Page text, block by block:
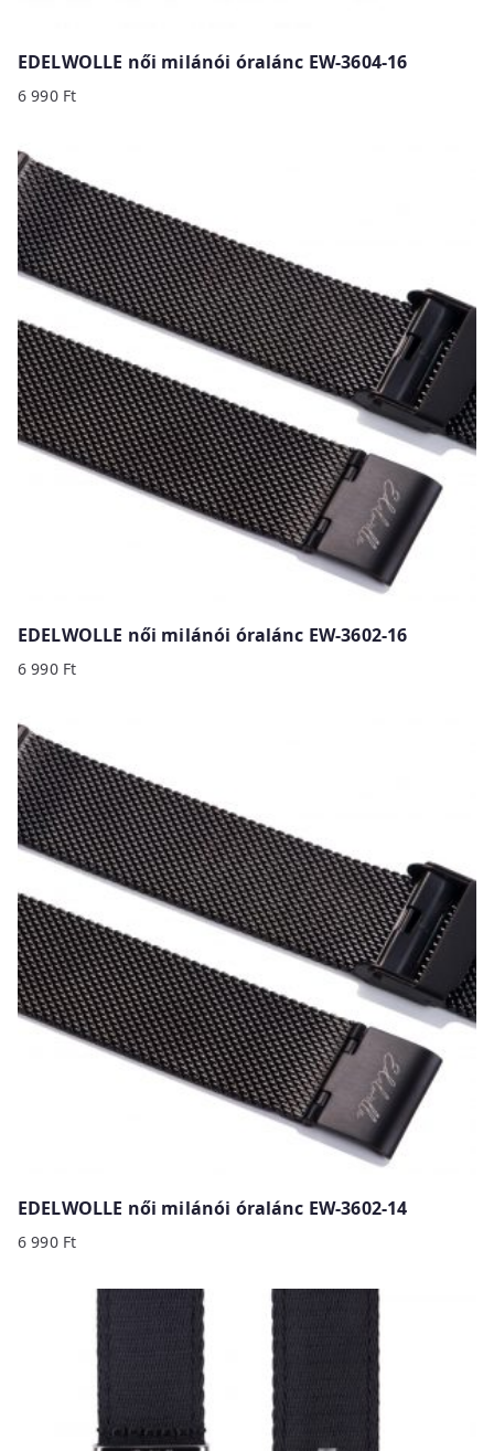
EDELWOLLE női milánói óralánc EW-3604-16
6 990 Ft
EDELWOLLE női milánói óralánc EW-3602-16
6 990 Ft
EDELWOLLE női milánói óralánc EW-3602-14
6 990 Ft